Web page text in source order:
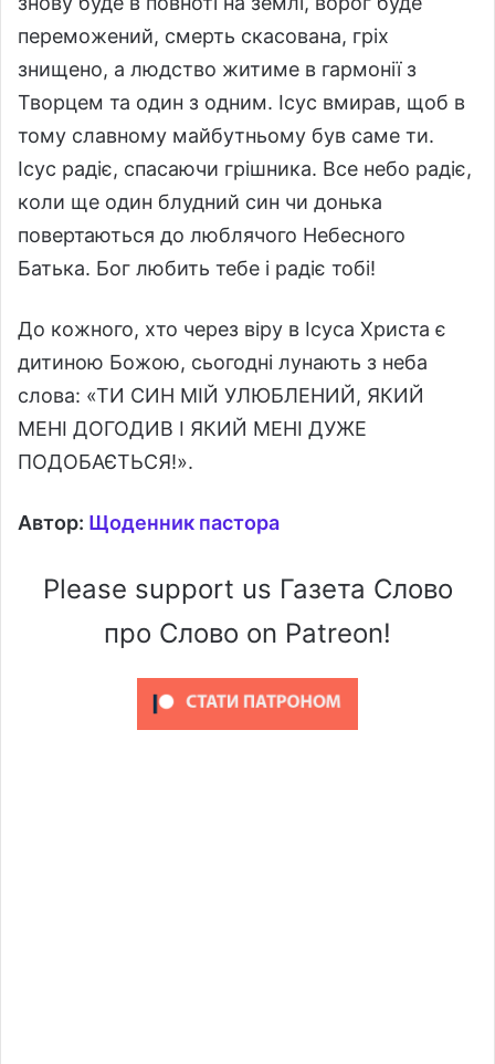
переможений, смерть скасована, гріх
знищено, а людство житиме в гармонії з
Творцем та один з одним. Ісус вмирав, щоб в
тому славному майбутньому був саме ти.
Ісус радіє, спасаючи грішника. Все небо радіє,
коли ще один блудний син чи донька
повертаються до люблячого Небесного
Батька. Бог любить тебе і радіє тобі!
До кожного, хто через віру в Ісуса Христа є
дитиною Божою, сьогодні лунають з неба
слова: «ТИ СИН МІЙ УЛЮБЛЕНИЙ, ЯКИЙ
МЕНІ ДОГОДИВ І ЯКИЙ МЕНІ ДУЖЕ
ПОДОБАЄТЬСЯ!».
Автор: Щоденник пастора
Please support us Газета Слово
про Слово on Patreon!